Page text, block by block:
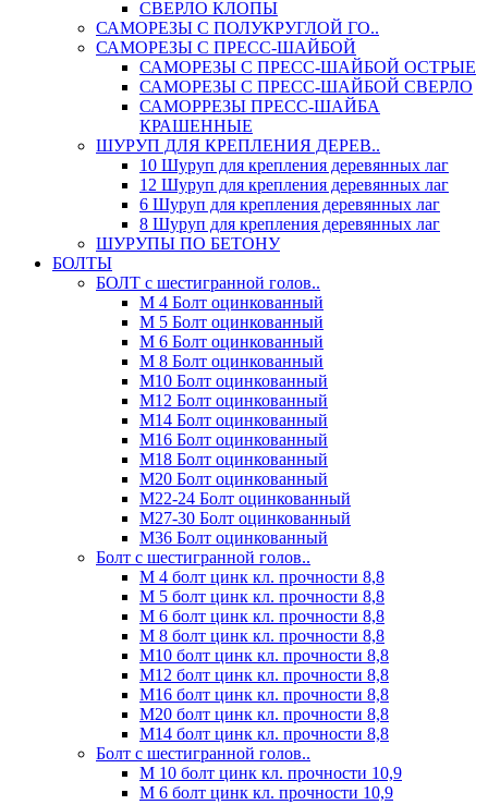
СВЕРЛО КЛОПЫ
САМОРЕЗЫ С ПОЛУКРУГЛОЙ ГО..
САМОРЕЗЫ С ПРЕСС-ШАЙБОЙ
САМОРЕЗЫ С ПРЕСС-ШАЙБОЙ ОСТРЫЕ
САМОРЕЗЫ С ПРЕСС-ШАЙБОЙ СВЕРЛО
САМОРРЕЗЫ ПРЕСС-ШАЙБА
КРАШЕННЫЕ
ШУРУП ДЛЯ КРЕПЛЕНИЯ ДЕРЕВ..
10 Шуруп для крепления деревянных лаг
12 Шуруп для крепления деревянных лаг
6 Шуруп для крепления деревянных лаг
8 Шуруп для крепления деревянных лаг
ШУРУПЫ ПО БЕТОНУ
БОЛТЫ
БОЛТ с шестигранной голов..
М 4 Болт оцинкованный
М 5 Болт оцинкованный
М 6 Болт оцинкованный
М 8 Болт оцинкованный
М10 Болт оцинкованный
М12 Болт оцинкованный
М14 Болт оцинкованный
М16 Болт оцинкованный
М18 Болт оцинкованный
М20 Болт оцинкованный
М22-24 Болт оцинкованный
М27-30 Болт оцинкованный
М36 Болт оцинкованный
Болт с шестигранной голов..
М 4 болт цинк кл. прочности 8,8
М 5 болт цинк кл. прочности 8,8
М 6 болт цинк кл. прочности 8,8
М 8 болт цинк кл. прочности 8,8
М10 болт цинк кл. прочности 8,8
М12 болт цинк кл. прочности 8,8
М16 болт цинк кл. прочности 8,8
М20 болт цинк кл. прочности 8,8
М14 болт цинк кл. прочности 8,8
Болт с шестигранной голов..
М 10 болт цинк кл. прочности 10,9
М 6 болт цинк кл. прочности 10,9